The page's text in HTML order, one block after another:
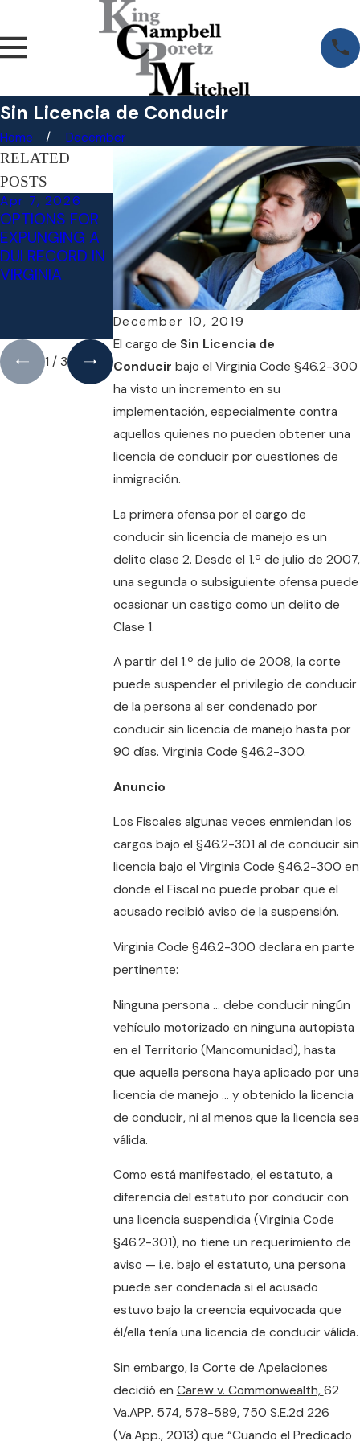
Sin Licencia de Conducir
Home December
December 10, 2019
El cargo de Sin Licencia de
Conducir bajo el Virginia Code §46.2-300
ha visto un incremento en su
implementación, especialmente contra
aquellos quienes no pueden obtener una
licencia de conducir por cuestiones de
inmigración.
La primera ofensa por el cargo de
conducir sin licencia de manejo es un
delito clase 2. Desde el 1.º de julio de 2007,
una segunda o subsiguiente ofensa puede
ocasionar un castigo como un delito de
Clase 1.
A partir del 1.º de julio de 2008, la corte
puede suspender el privilegio de conducir
de la persona al ser condenado por
conducir sin licencia de manejo hasta por
90 días. Virginia Code §46.2-300.
Anuncio
Los Fiscales algunas veces enmiendan los
cargos bajo el §46.2-301 al de conducir sin
licencia bajo el Virginia Code §46.2-300 en
donde el Fiscal no puede probar que el
acusado recibió aviso de la suspensión.
Virginia Code §46.2-300 declara en parte
pertinente:
Ninguna persona … debe conducir ningún
vehículo motorizado en ninguna autopista
en el Territorio (Mancomunidad), hasta
que aquella persona haya aplicado por una
licencia de manejo … y obtenido la licencia
de conducir, ni al menos que la licencia sea
válida.
Como está manifestado, el estatuto, a
diferencia del estatuto por conducir con
una licencia suspendida (Virginia Code
§46.2-301), no tiene un requerimiento de
aviso — i.e. bajo el estatuto, una persona
puede ser condenada si el acusado
estuvo bajo la creencia equivocada que
él/ella tenía una licencia de conducir válida.
Sin embargo, la Corte de Apelaciones
decidió en Carew v. Commonwealth, 62
Va.APP. 574, 578-589, 750 S.E.2d 226
(Va.App., 2013) que “Cuando el Predicado
RELATED
POSTS
Apr 7, 2026
OPTIONS FOR
EXPUNGING A
DUI RECORD IN
VIRGINIA
Jan 22, 2025
ATTORNEYS
NAMED TOP
LAWYERS IN
WASHINGTONI
AN MAGAZINE
Jul 18, 2024
LITIGATING
INVOLUNTARY
INTOXICATION
- AN
AFFIRMATIVE
DEFENSE TO
DWI/DUI
1 /3